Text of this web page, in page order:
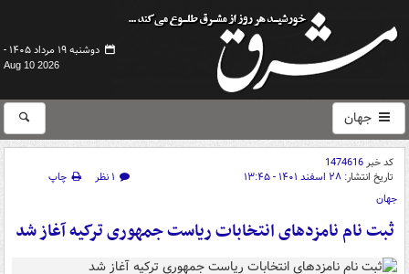
دوشنبه ۱۹ مرداد ۱۴۰۵ -
Aug 10 2026
جهان
کد خبر1474616
تاریخ انتشار: ۲۸ اسفند ۱۴۰۱ - ۱۳:۴۵ ۱ نظر
چاپ
جهان
ثبت نام نامزدهای انتخابات ریاست جمهوری ترکیه آغاز شد